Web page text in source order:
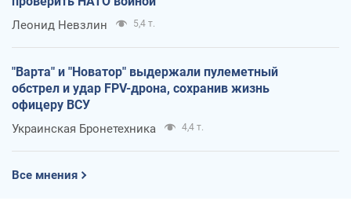
Леонид Невзлин 5,4 т.
"Варта" и "Новатор" выдержали пулеметный
обстрел и удар FPV-дрона, сохранив жизнь
офицеру ВСУ
Украинская Бронетехника 4,4 т.
Все мнения